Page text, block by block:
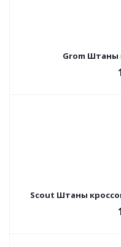
Grom Штаны
Scout Штаны